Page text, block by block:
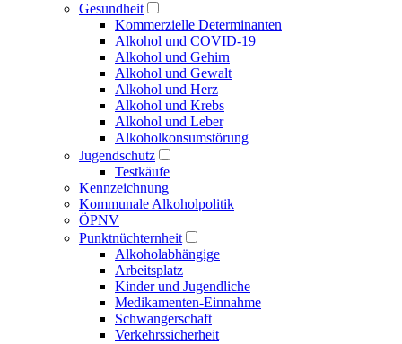
Gesundheit
Kommerzielle Determinanten
Alkohol und COVID-19
Alkohol und Gehirn
Alkohol und Gewalt
Alkohol und Herz
Alkohol und Krebs
Alkohol und Leber
Alkoholkonsumstörung
Jugendschutz
Testkäufe
Kennzeichnung
Kommunale Alkoholpolitik
ÖPNV
Punktnüchternheit
Alkoholabhängige
Arbeitsplatz
Kinder und Jugendliche
Medikamenten-Einnahme
Schwangerschaft
Verkehrssicherheit